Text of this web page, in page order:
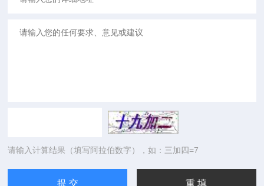
请输入计算结果（填写阿拉伯数字），如：三加四=7